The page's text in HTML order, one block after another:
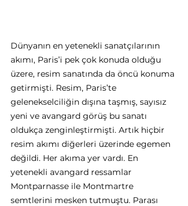
Dünyanın en yetenekli sanatçılarının
akımı, Paris’i pek çok konuda olduğu
üzere, resim sanatında da öncü konuma
getirmişti. Resim, Paris’te
gelenekselciliğin dışına taşmış, sayısız
yeni ve avangard görüş bu sanatı
oldukça zenginleştirmişti. Artık hiçbir
resim akımı diğerleri üzerinde egemen
değildi. Her akıma yer vardı. En
yetenekli avangard ressamlar
Montparnasse ile Montmartre
semtlerini mesken tutmuştu. Parası